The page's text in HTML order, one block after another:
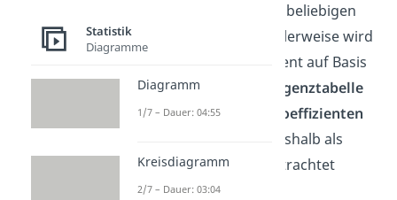
zweier Merkmale eines beliebigen
Skalenniveaus
. Normalerweise wird
der Kontingenzkoeffizient auf Basis
der Daten einer
Kontingenztabelle
und desChi Quadrat Koeffizienten
berechnet und kann deshalb als
dessen Fortsetzung betrachtet
werden.
Statistik
Diagramme
Diagramm
1/7 – Dauer: 04:55
Kreisdiagramm
2/7 – Dauer: 03:04